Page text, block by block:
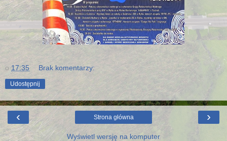
o17:35 Brak komentarzy:
Udostępnij
‹ ›
Strona główna
Wyświetl wersję na komputer